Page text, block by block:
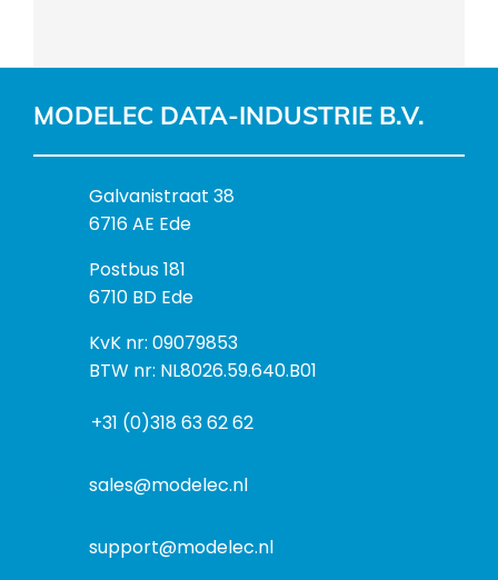
MODELEC DATA-INDUSTRIE B.V.
B
e
o
e
k
a
r
Galvanistraat 38
6716 AE Ede
P
o
t
a
s
Postbus 181
6710 BD Ede
I
n
o
m
KvK nr: 09079853
BTW nr: NL8026.59.640.B01
+31 (0)318 63 62 62
sales@modelec.nl
support@modelec.nl